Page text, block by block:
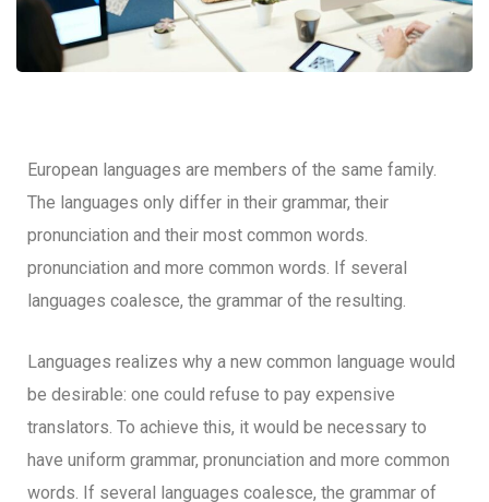
European languages are members of the same family.
The languages only differ in their grammar, their
pronunciation and their most common words.
pronunciation and more common words. If several
languages coalesce, the grammar of the resulting.
Languages realizes why a new common language would
be desirable: one could refuse to pay expensive
translators. To achieve this, it would be necessary to
have uniform grammar, pronunciation and more common
words. If several languages coalesce, the grammar of